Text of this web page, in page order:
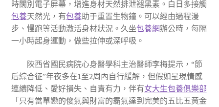
時闊別電子屏幕，增進身材天然排泄褪黑素。白日多接觸
包養天然光，有包養助于重置生物鐘。可以經由過程漫
步、慢跑等活動激活身材狀況。久坐包養網辦公時，每隔
一小時起身運動，做些拉伸或深呼吸。
陜西省國民病院心身醫學科主治醫師李梅提示，“節
后綜合征”年夜多在1至2周內自行緩解，但假如呈現情感
連續降低、愛好損失、自責有力，伴有女大生包養俱樂部
「只有當單戀的傻氣與財富的霸氣達到完美的五比五黃金